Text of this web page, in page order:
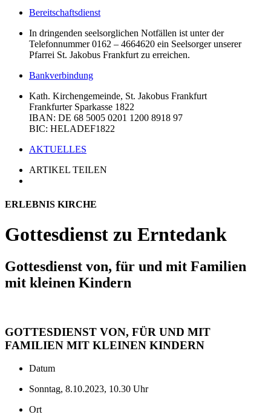
Bereitschaftsdienst
In dringenden seelsorglichen Notfällen ist unter der
Telefonnummer 0162 – 4664620 ein Seelsorger unserer
Pfarrei St. Jakobus Frankfurt zu erreichen.
Bankverbindung
Kath. Kirchengemeinde, St. Jakobus Frankfurt
Frankfurter Sparkasse 1822
IBAN: DE 68 5005 0201 1200 8918 97
BIC: HELADEF1822
AKTUELLES
ARTIKEL TEILEN
ERLEBNIS KIRCHE
Gottesdienst zu Erntedank
Gottesdienst von, für und mit Familien
mit kleinen Kindern
GOTTESDIENST VON, FÜR UND MIT
FAMILIEN MIT KLEINEN KINDERN
Datum
Sonntag, 8.10.2023, 10.30 Uhr
Ort